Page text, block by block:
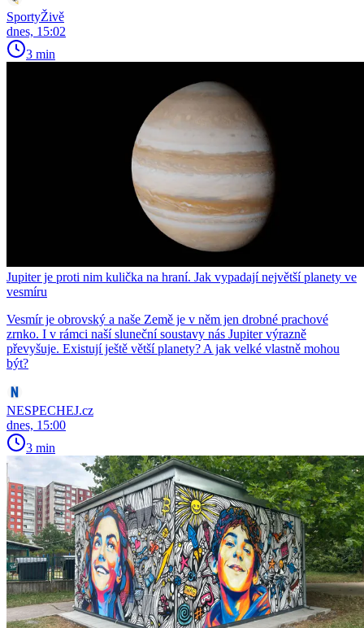
SportyŽivě
dnes, 15:02
3 min
Jupiter je proti nim kulička na hraní. Jak vypadají největší planety ve
vesmíru
Vesmír je obrovský a naše Země je v něm jen drobné prachové
zrnko. I v rámci naší sluneční soustavy nás Jupiter výrazně
převyšuje. Existují ještě větší planety? A jak velké vlastně mohou
být?
NESPECHEJ.cz
dnes, 15:00
3 min